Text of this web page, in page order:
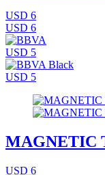
USD 6
USD 6
USD 5
USD 5
MAGNETIC
USD 6